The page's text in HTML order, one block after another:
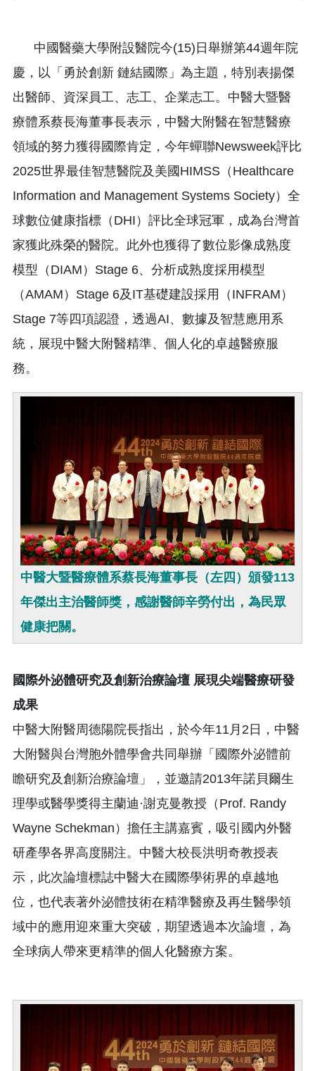
中國醫藥大學附設醫院今(15)日舉辦第44週年院
慶，以「勇於創新 鏈結國際」為主題，特別表揚傑
出醫師、資深員工、志工、企業志工。中醫大暨醫
療體系蔡長海董事長表示，中醫大附醫在智慧醫療
領域的努力獲得國際肯定，今年蟬聯Newsweek評比
2025世界最佳智慧醫院及美國HIMSS（Healthcare
Information and Management Systems Society）全
球數位健康指標（DHI）評比全球冠軍，成為台灣首
家獲此殊榮的醫院。此外也獲得了數位影像成熟度
模型（DIAM）Stage 6、分析成熟度採用模型
（AMAM）Stage 6及IT基礎建設採用（INFRAM）
Stage 7等四項認證，透過AI、數據及智慧應用系
統，展現中醫大附醫精準、個人化的卓越醫療服
務。
中醫大暨醫療體系蔡長海董事長（左四）頒發113
年傑出主治醫師獎，感謝醫師辛勞付出，為民眾
健康把關。
國際外泌體研究及創新治療論壇 展現尖端醫療研發
成果
中醫大附醫周德陽院長指出，於今年11月2日，中醫
大附醫與台灣胞外體學會共同舉辦「國際外泌體前
瞻研究及創新治療論壇」，並邀請2013年諾貝爾生
理學或醫學獎得主蘭迪·謝克曼教授（Prof. Randy
Wayne Schekman）擔任主講嘉賓，吸引國內外醫
研產學各界高度關注。中醫大校長洪明奇教授表
示，此次論壇標誌中醫大在國際學術界的卓越地
位，也代表著外泌體技術在精準醫療及再生醫學領
域中的應用迎來重大突破，期望透過本次論壇，為
全球病人帶來更精準的個人化醫療方案。